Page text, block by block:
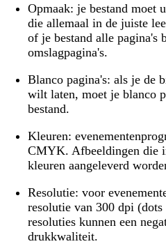
Opmaak: je bestand moet
die allemaal in de juiste
of je bestand alle pagina's
omslagpagina's.
Blanco pagina's: als je de
wilt laten, moet je blanco
bestand.
Kleuren:
CMYK. Afbeeldingen die
kleuren aangeleverd
Resolutie: voor
resolutie van 300 dpi
resoluties kunnen een
drukkwaliteit.